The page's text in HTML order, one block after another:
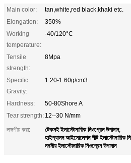
Main color:
tan,white,red black,khaki etc.
Elongation:
350%
Working
temperature:
-40/120°C
Tensile
strength:
8Mpa
Specific
Gravity:
1.20-1.60g/cm3
Hardness:
50-80Shore A
Tear strength: 12--30 N/mm
লক্ষণীয় করা:
টেকসই ইলাস্টোমারিক নিওপ্রেন উপাদান,
হাইপ্যালন আইসোলেশন শীট ইলাস্টোমারিক
নমনীয় ইলাস্টোমারিক নিওপ্রেন উপাদান